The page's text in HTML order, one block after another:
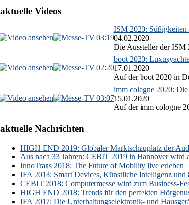
aktuelle Videos
03:19
ISM 2020:
04.02.2020
Die Aussteller der ISM
02:20
boot 2020:
17.01.2020
Auf der boot 2020 in
03:07
imm cologne 2020:
15.01.2020
Auf der imm cologne
aktuelle Nachrichten
HIGH END 2019: Globaler Marktschauplatz der
Aus nach 33 Jahren: CEBIT 2019 in Hannover wird
InnoTrans 2018: The Future of Mobility live erleben
IFA 2018: Smart Devices, Künstliche Intelligenz
CEBIT 2018: Computermesse wird zum Business-
HIGH END 2018: Trends für den perfekten
IFA 2017: Die Unterhaltungselektronik- und